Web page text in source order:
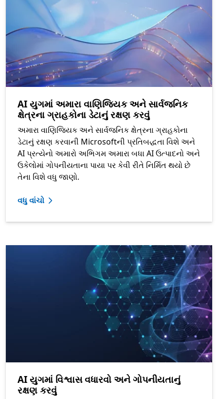
AI યુગમાં અમારા વાણિજ્યિક અને સાર્વજનિક
ક્ષેત્રના ગ્રાહકોના ડેટાનું રક્ષણ કરવું
અમારા વાણિજ્યિક અને સાર્વજનિક ક્ષેત્રના ગ્રાહકોના
ડેટાનું રક્ષણ કરવાની Microsoftની પ્રતિબદ્ધતા વિશે અને
AI પ્રત્યેનો અમારો અભિગમ અમારા બધા AI ઉત્પાદનો અને
ઉકેલોમાં ગોપનીયતાના પાયા પર કેવી રીતે નિર્મિત થયો છે
તેના વિશે વધુ જાણો.
વધુ વાંચો
AI યુગમાં વિશ્વાસ વધારવો અને ગોપનીયતાનું
રક્ષણ કરવું